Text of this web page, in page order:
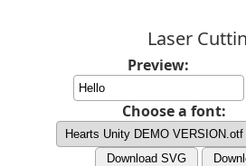
Laser
Preview:
Choose a font:
Download SVG